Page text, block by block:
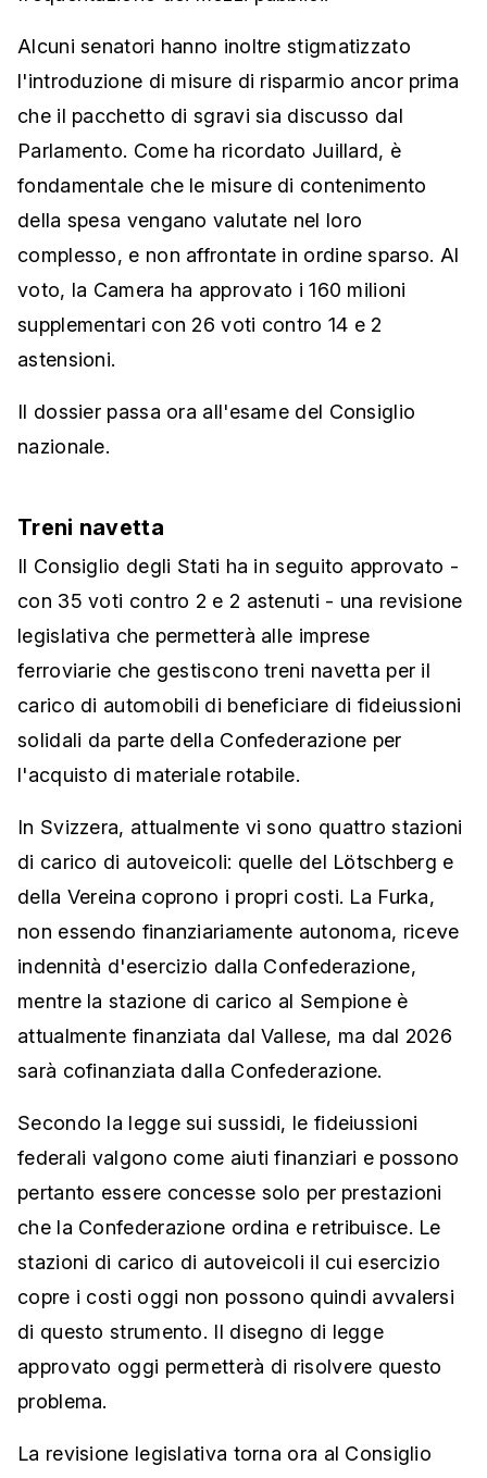
Alcuni senatori hanno inoltre stigmatizzato
l'introduzione di misure di risparmio ancor prima
che il pacchetto di sgravi sia discusso dal
Parlamento. Come ha ricordato Juillard, è
fondamentale che le misure di contenimento
della spesa vengano valutate nel loro
complesso, e non affrontate in ordine sparso. Al
voto, la Camera ha approvato i 160 milioni
supplementari con 26 voti contro 14 e 2
astensioni.
Il dossier passa ora all'esame del Consiglio
nazionale.
Treni navetta
Il Consiglio degli Stati ha in seguito approvato -
con 35 voti contro 2 e 2 astenuti - una revisione
legislativa che permetterà alle imprese
ferroviarie che gestiscono treni navetta per il
carico di automobili di beneficiare di fideiussioni
solidali da parte della Confederazione per
l'acquisto di materiale rotabile.
In Svizzera, attualmente vi sono quattro stazioni
di carico di autoveicoli: quelle del Lötschberg e
della Vereina coprono i propri costi. La Furka,
non essendo finanziariamente autonoma, riceve
indennità d'esercizio dalla Confederazione,
mentre la stazione di carico al Sempione è
attualmente finanziata dal Vallese, ma dal 2026
sarà cofinanziata dalla Confederazione.
Secondo la legge sui sussidi, le fideiussioni
federali valgono come aiuti finanziari e possono
pertanto essere concesse solo per prestazioni
che la Confederazione ordina e retribuisce. Le
stazioni di carico di autoveicoli il cui esercizio
copre i costi oggi non possono quindi avvalersi
di questo strumento. Il disegno di legge
approvato oggi permetterà di risolvere questo
problema.
La revisione legislativa torna ora al Consiglio